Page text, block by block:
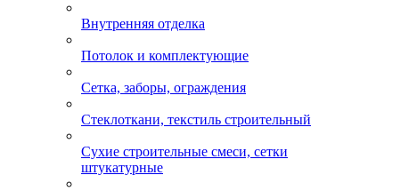
Внутренняя отделка
Потолок и комплектующие
Сетка, заборы, ограждения
Стеклоткани, текстиль строительный
Сухие строительные смеси, сетки
штукатурные